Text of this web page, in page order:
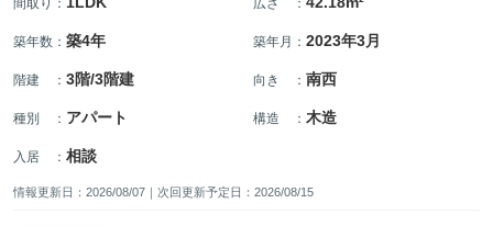
築年数 ： 築4年 築年月 ： 2023年3月
階建 ： 3階/3階建 向き ： 南西
種別 ： アパート 構造 ： 木造
入居 ： 相談
情報更新日：2026/08/07｜次回更新予定日：2026/08/15